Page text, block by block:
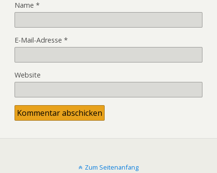
Name *
E-Mail-Adresse *
Website
Zum Seitenanfang